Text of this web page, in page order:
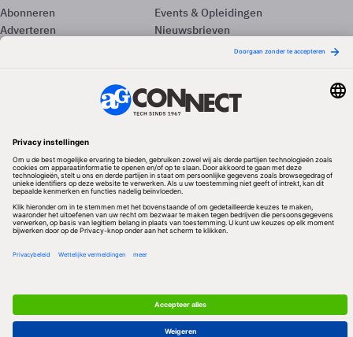
Abonneren
Adverteren
Events & Opleidingen
Nieuwsbrieven
Redactionele partner
Privacy & Cookies